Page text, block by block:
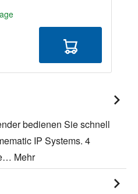
bedienen Sie schnell
IP Systems. 4
Mehr